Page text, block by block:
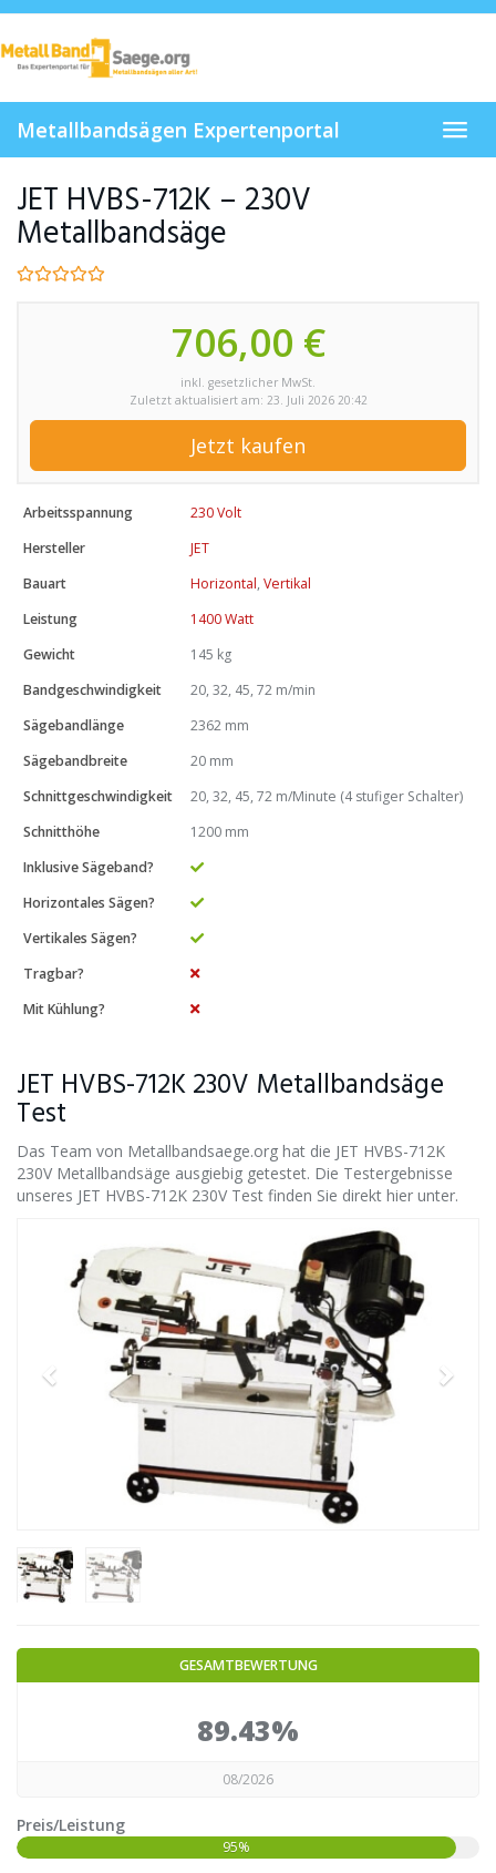
Skip
main
content
Metallbandsägen Expertenportal
JET HVBS-712K – 230V
Metallbandsäge
706,00 €
inkl. gesetzlicher MwSt.
Zuletzt aktualisiert am: 23. Juli 2026 20:42
Jetzt kaufen
Arbeitsspannung
230 Volt
Hersteller
JET
Bauart
Horizontal, Vertikal
Leistung
1400 Watt
Gewicht
145 kg
Bandgeschwindigkeit
20, 32, 45, 72 m/min
Sägebandlänge
2362 mm
Sägebandbreite
20 mm
Schnittgeschwindigkeit
20, 32, 45, 72 m/Minute (4 stufiger Schalter)
Schnitthöhe
1200 mm
Inklusive Sägeband?
Horizontales Sägen?
Vertikales Sägen?
Tragbar?
Mit Kühlung?
JET HVBS-712K 230V Metallbandsäge
Test
Das Team von Metallbandsaege.org hat die JET HVBS-712K
230V Metallbandsäge ausgiebig getestet. Die Testergebnisse
unseres JET HVBS-712K 230V Test finden Sie direkt hier unter.
GESAMTBEWERTUNG
89.43%
08/2026
Preis/Leistung
95%